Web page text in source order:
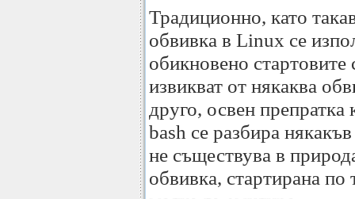
Традиционно, като
обвивка в Linux се
обикновено стартовите
извикват от някаква
друго, освен
bash се разбира
не съществува в
обвивка, стартирана